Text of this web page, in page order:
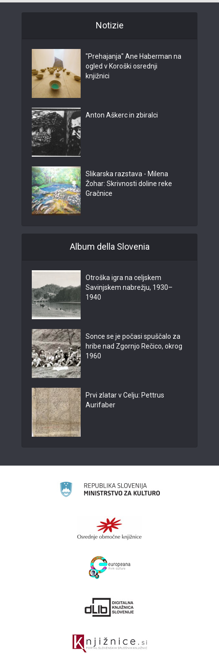
Notizie
"Prehajanja" Ane Haberman na
ogled v Koroški osrednji
knjižnici
Anton Aškerc in zbiralci
Slikarska razstava - Milena
Žohar: Skrivnosti doline reke
Gračnice
Album della Slovenia
Otroška igra na celjskem
Savinjskem nabrežju, 1930–
1940
Sonce se je počasi spuščalo za
hribe nad Zgornjo Rečico, okrog
1960
Prvi zlatar v Celju: Pettrus
Aurifaber